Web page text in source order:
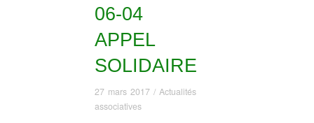
06-04
APPEL
SOLIDAIRE
27 mars 2017/ Actualités
associatives